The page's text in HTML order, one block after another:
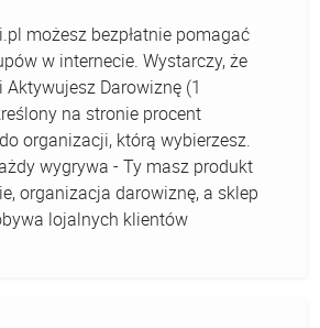
możesz bezpłatnie pomagać
w internecie. Wystarczy, że
Darowiznę (1
na stronie procent
organizacji, którą wybierzesz.
wygrywa - Ty masz produkt
organizacja darowiznę, a sklep
lojalnych klientów